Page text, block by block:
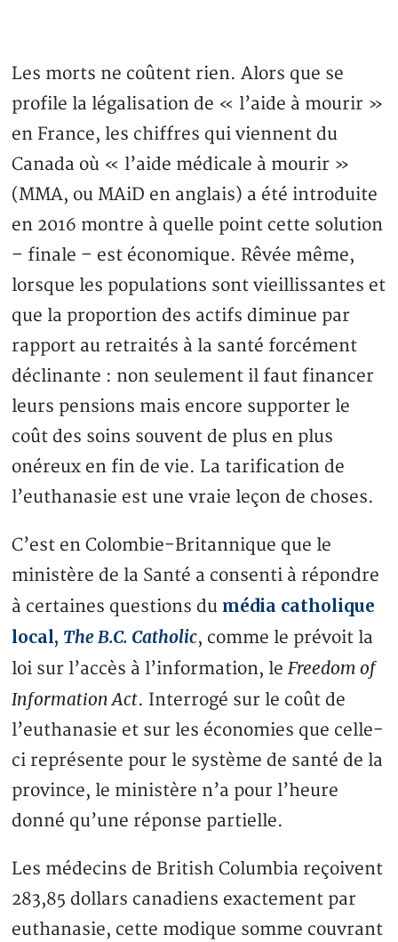
Les morts ne coûtent rien. Alors que se
profile la légalisation de « l’aide à mourir »
en France, les chiffres qui viennent du
Canada où « l’aide médicale à mourir »
(MMA, ou MAiD en anglais) a été introduite
en 2016 montre à quelle point cette solution
– finale – est économique. Rêvée même,
lorsque les populations sont vieillissantes et
que la proportion des actifs diminue par
rapport au retraités à la santé forcément
déclinante : non seulement il faut financer
leurs pensions mais encore supporter le
coût des soins souvent de plus en plus
onéreux en fin de vie. La tarification de
l’euthanasie est une vraie leçon de choses.
C’est en Colombie-Britannique que le
ministère de la Santé a consenti à répondre
à certaines questions du média catholique
local, The B.C. Catholic, comme le prévoit la
loi sur l’accès à l’information, leFreedom of
Information Act. Interrogé sur le coût de
l’euthanasie et sur les économies que celle-
ci représente pour le système de santé de la
province, le ministère n’a pour l’heure
donné qu’une réponse partielle.
Les médecins de British Columbia reçoivent
283,85 dollars canadiens exactement par
euthanasie, cette modique somme couvrant